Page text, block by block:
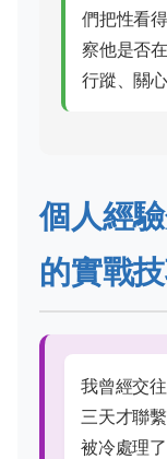
們把性看
察他是否
行蹤、關
個人經
的實戰
我曾經交
三天才聯
被冷處理